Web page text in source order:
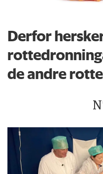
Derfor
de andre